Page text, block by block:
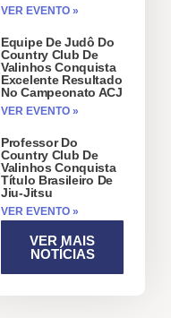
VER EVENTO »
Equipe De Judô Do
Country Club De
Valinhos Conquista
Excelente Resultado
No Campeonato ACJ
VER EVENTO »
Professor Do
Country Club De
Valinhos Conquista
Título Brasileiro De
Jiu-Jitsu
VER EVENTO »
VER MAIS
NOTÍCIAS